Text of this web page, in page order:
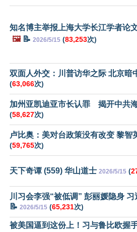
知名博主举报上海大学长江学者论
🖼️📝 2026/5/15 (83,253次)
双面人外交：川普访华之际 北京暗
(63,066次)
加州亚凯迪亚市长认罪 揭开中共
(58,627次)
卢比奥：美对台政策没有改变 黎智
(59,765次)
天下奇谭 (559) 华山道士 2026/5/15 (
川习会李强“被低调” 彭丽媛隐身
📝 2026/5/15 (65,231次)
被美国逼到这份上！习与鲁比欧握